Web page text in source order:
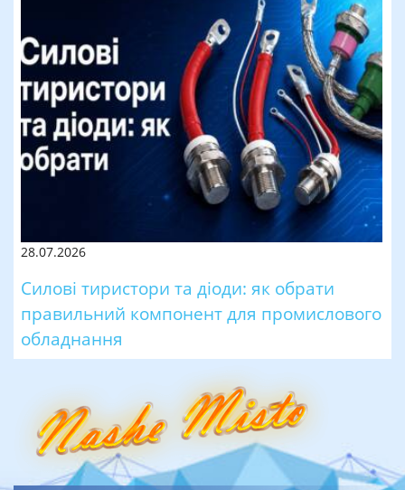
28.07.2026
Силові тиристори та діоди: як обрати
правильний компонент для промислового
обладнання